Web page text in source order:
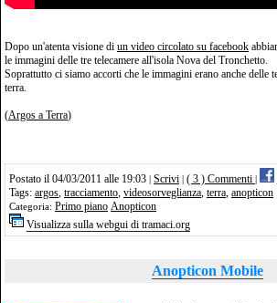
Dopo un'atenta visione di un video circolato su facebook
le immagini delle tre telecamere all'isola Nova del Tronchetto.
Soprattutto ci siamo accorti che le immagini erano anche delle
terra.
(Argos a Terra)
Postato il 04/03/2011 alle 19:03 Scrivi ( 3 ) Commenti
Tags: argos, tracciamento, videosorveglianza, terra, anopticon
Categoria: Primo piano Anopticon
Visualizza sulla webgui di tramaci.org
Anopticon Mobile